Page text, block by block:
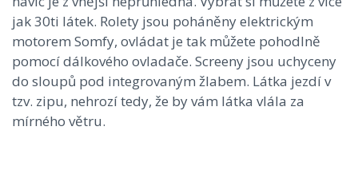
jak 30ti látek. Rolety jsou poháněny elektrickým
motorem Somfy, ovládat je tak můžete pohodlně
pomocí dálkového ovladače. Screeny jsou uchyceny
do sloupů pod integrovaným žlabem. Látka jezdí v
tzv. zipu, nehrozí tedy, že by vám látka vlála za
mírného větru.